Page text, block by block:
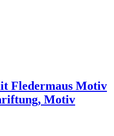
Fledermaus Motiv
Motiv